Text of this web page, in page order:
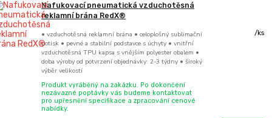
Nafukovací pneumatická vzduchotěsná
reklamní brána RedX®
• vzduchotěsná reklamní brána • celoplošný sublimační
potisk • pevné a stabilní podstavce s úchyty • vnitřní
vzduchotěsná TPU kapsa s vnějším polyester obalem •
doba výroby od potvrzení objednávky: 2-3 týdny • široký
výběr velikostí
/ks
Produkt vyráběný na zakázku. Po dokončení
nezávazné poptávky vás budeme kontaktovat
pro upřesnění specifikace a zpracování cenové
nabídky.